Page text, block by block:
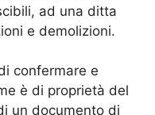
ad una ditta
e demolizioni.
confermare e
è di proprietà del
un documento di